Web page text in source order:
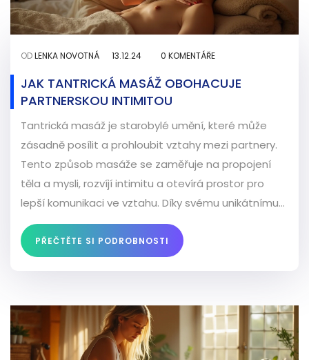
ODLENKA NOVOTNÁ 13.12.24 0 KOMENTÁŘE
JAK TANTRICKÁ MASÁŽ OBOHACUJE
PARTNERSKOU INTIMITOU
Tantrická masáž je starobylé umění, které může
zásadně posílit a prohloubit vztahy mezi partnery.
Tento způsob masáže se zaměřuje na propojení
těla a mysli, rozvíjí intimitu a otevírá prostor pro
lepší komunikaci ve vztahu. Díky svému unikátnímu
přístupu dokáže tantrická masáž uvolnit napětí,
zvýšit důvěru a zpestřit partnerský život. V tomto
článku se dozvíte, jak integrace tantrické masáže
PŘEČTĚTE SI PODROBNOSTI